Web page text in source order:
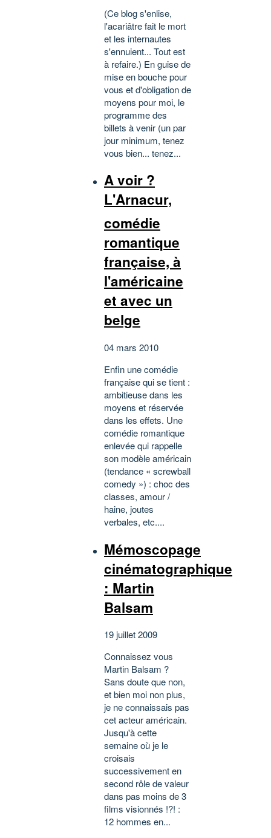
(Ce blog s'enlise,
l'acariâtre fait le mort
et les internautes
s'ennuient... Tout est
à refaire.) En guise de
mise en bouche pour
vous et d'obligation de
moyens pour moi, le
programme des
billets à venir (un par
jour minimum, tenez
vous bien... tenez...
A voir ?
L'Arnacur,
comédie
romantique
française, à
l'américaine
et avec un
belge
04 mars 2010
Enfin une comédie
française qui se tient :
ambitieuse dans les
moyens et réservée
dans les effets. Une
comédie romantique
enlevée qui rappelle
son modèle américain
(tendance « screwball
comedy ») : choc des
classes, amour /
haine, joutes
verbales, etc....
Mémoscopage
cinématographique
: Martin
Balsam
19 juillet 2009
Connaissez vous
Martin Balsam ?
Sans doute que non,
et bien moi non plus,
je ne connaissais pas
cet acteur américain.
Jusqu'à cette
semaine où je le
croisais
successivement en
second rôle de valeur
dans pas moins de 3
films visionnés !?! :
12 hommes en...